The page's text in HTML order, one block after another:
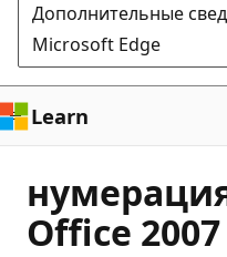
Дополнительные
Microsoft Edge
Learn
Office 2007